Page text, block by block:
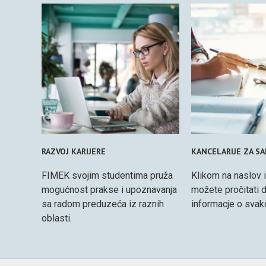
RAZVOJ KARIJERE
FIMEK svojim studentima pruža
mogućnost prakse i upoznavanja
sa radom preduzeća iz raznih
oblasti.
KANCELARIJE ZA
Klikom na naslov
možete pročitati
informacje o